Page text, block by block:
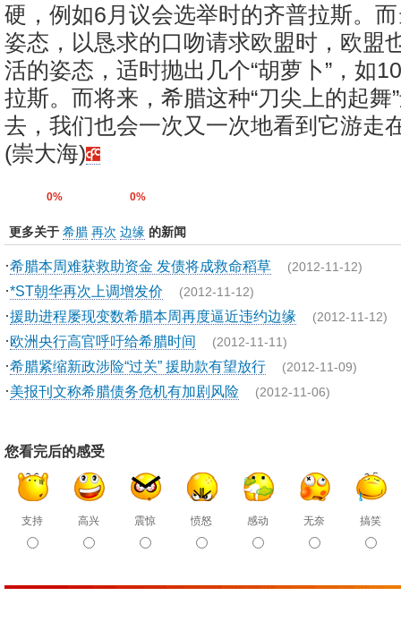
硬，例如6月议会选举时的齐普拉斯。
姿态，以恳求的口吻请求欧盟时，欧盟
活的姿态，适时抛出几个“胡萝卜”，如
拉斯。而将来，希腊这种“刀尖上的起舞
去，我们也会一次又一次地看到它游走
(崇大海)
0% 0%
更多关于 希腊 再次 边缘 的新闻
·希腊本周难获救助资金 发债将成救命稻草 (2012-11-12)
·*ST朝华再次上调增发价 (2012-11-12)
·援助进程屡现变数希腊本周再度逼近违约边缘 (2012-11-12)
·欧洲央行高官呼吁给希腊时间 (2012-11-11)
·希腊紧缩新政涉险“过关” 援助款有望放行 (2012-11-09)
·美报刊文称希腊债务危机有加剧风险 (2012-11-06)
您看完后的感受
支持 高兴 震惊 愤怒 感动 无奈 搞笑